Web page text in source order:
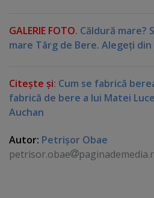
GALERIE FOTO. Căldură mare?
mare Târg de Bere. Alegeţi
Citeşte şi: Cum se fabrică
fabrică de bere a lui Matei
Auchan
Autor: Petrişor Obae
petrisor.obae